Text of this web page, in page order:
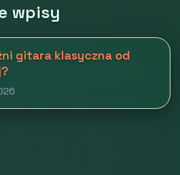
wpisy
gitara klasyczna od